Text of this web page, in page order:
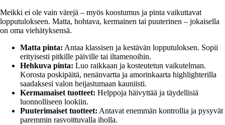
Meikki ei ole vain värejä – myös koostumus ja pinta vaikuttavat
lopputulokseen. Matta, hohtava, kermainen tai puuterinen – jokaisella
on oma viehätyksensä.
Matta pinta: Antaa klassisen ja kestävän lopputuloksen. Sopii
erityisesti pitkille päiville tai iltamenoihin.
Hehkuva pinta: Luo raikkaan ja kosteutetun vaikutelman.
Korosta poskipäitä, nenänvartta ja amorinkaarta highlighterilla
saadaksesi valon heijastumaan kauniisti.
Kermamaiset tuotteet: Helppoja häivyttää ja täydellisiä
luonnolliseen lookiin.
Puuterimaiset tuotteet: Antavat enemmän kontrollia ja pysyvät
paremmin rasvoittuvalla iholla.